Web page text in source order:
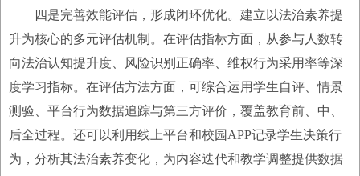
四是完善效能评估，形成闭环优化。建立以法治素养提
升为核心的多元评估机制。在评估指标方面，从参与人数转
向法治认知提升度、风险识别正确率、维权行为采用率等深
度学习指标。在评估方法方面，可综合运用学生自评、情景
测验、平台行为数据追踪与第三方评价，覆盖教育前、中、
后全过程。还可以利用线上平台和校园APP记录学生决策行
为，分析其法治素养变化，为内容迭代和教学调整提供数据